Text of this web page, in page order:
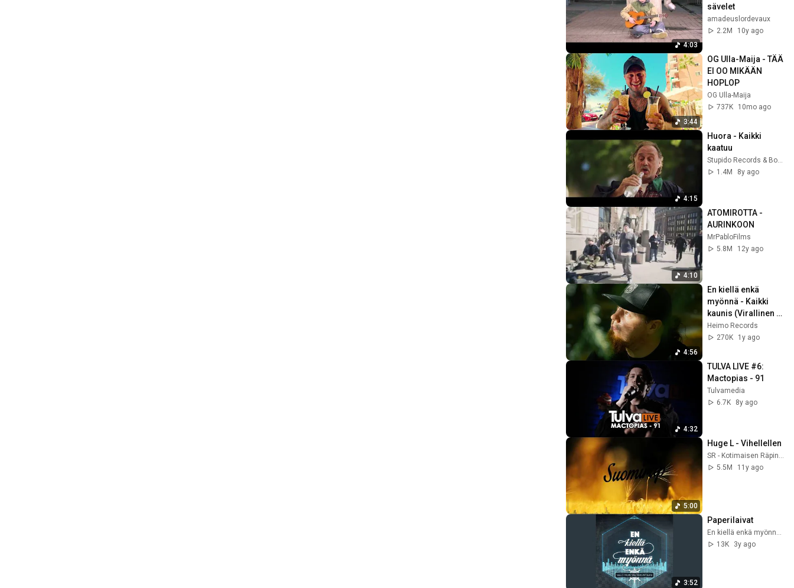
4:03
sävelet
amadeuslordevaux
2.2M
10y ago
3:44
OG Ulla-Maija - TÄÄ
EI OO MIKÄÄN
HOPLOP
OG Ulla-Maija
737K
10mo ago
4:15
Huora - Kaikki
kaatuu
Stupido Records & Booking
1.4M
8y ago
4:10
ATOMIROTTA -
AURINKOON
MrPabloFilms
5.8M
12y ago
4:56
En kiellä enkä
myönnä - Kaikki
kaunis (Virallinen
musiikkivideo)
Heimo Records
270K
1y ago
4:32
TULVA LIVE #6:
Mactopias - 91
Tulvamedia
6.7K
8y ago
5:00
Huge L - Vihellellen
SR - Kotimaisen Räpin Koti
5.5M
11y ago
3:52
Paperilaivat
En kiellä enkä myönnä - Topic
13K
3y ago